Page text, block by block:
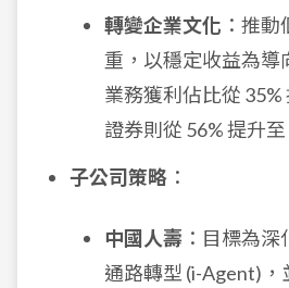
轉變企業文化 ：推
重，以穩定收益為導
業務獲利佔比從 35%
證券則從 56% 提升至
子公司策略 ：
中國人壽 ：目標為
通路轉型 (i-Agent)，